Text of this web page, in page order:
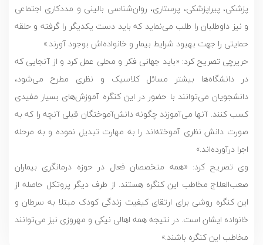
پزشکی، پیراپزشکی، پرستاری، روان‌شناسی بالینی و مددکاری اجتماعی
و نیز داوطلبان را طلب می‌نماید که باید دست یکدیگر را گرفته و حلقه
حمایتی را جهت بهبود شرایط بیمار و خانواده‌اش بوجود آورند.»
حریرچی تصریح کرد: «باید جهانی فکر و محلی عمل کرد و از آنجایی که
در دانشگاه‌ها بیشتر مسائل کلاسیک و نظری مطرح می‌شود،
دانشجویان می‌توانند با حضور در این کنگره آموزش‌های بسیار مفیدی
کسب کنند. آنها می‌آموزند چگونه دانش‌آموختگان قبلی آنچه را که به
صورت دانش نظری آموخته‌اند را به مهارت تبدیل نموده و به مرحله
اجرا درآورده‌اند.»
وی تصریح کرد: «همه متخصصان فعال در حوزه درمانگری بیماران
صعب‌العلاج مخاطب این کنگره هستند. از طرف دیگر پروتکل حاصله از
این کنگره روشی برای ارتقای کیفیت زندگی کودک مبتلا به سرطان و
خانواده ایشان است. در نتیجه همه اهالی نیکی و مهروزی نیز می‌توانند
مخاطب این کنگره باشند.»